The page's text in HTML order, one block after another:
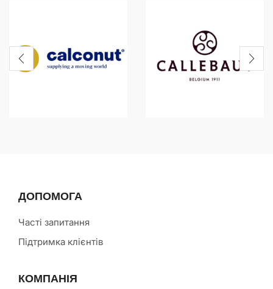
ДОПОМОГА
Часті запитання
Підтримка клієнтів
КОМПАНІЯ